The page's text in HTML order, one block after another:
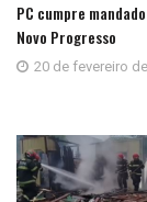
PC cumpre
Novo Progresso
20 de fevereiro